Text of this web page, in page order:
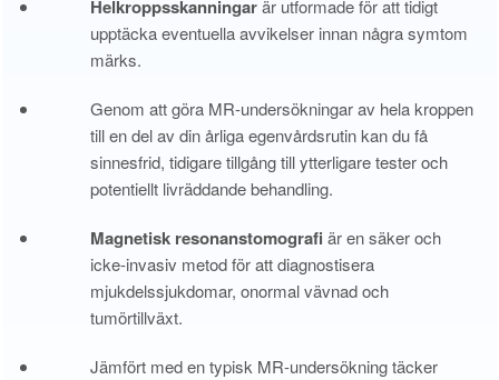
Helkroppsskanningarär utformade för att tidigt
upptäcka eventuella avvikelser innan några symtom
märks.
Genom att göra MR-undersökningar av hela kroppen
till en del av din årliga egenvårdsrutin kan du få
sinnesfrid, tidigare tillgång till ytterligare tester och
potentiellt livräddande behandling.
Magnetisk resonanstomografi är en säker och
icke-invasiv metod för att diagnostisera
mjukdelssjukdomar, onormal vävnad och
tumörtillväxt.
Jämfört med en typisk MR-undersökning täcker